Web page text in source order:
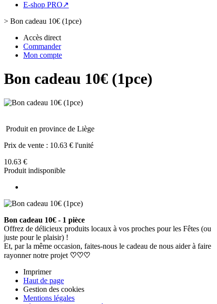
E-shop PRO↗
> Bon cadeau 10€ (1pce)
Accès direct
Commander
Mon compte
Bon cadeau 10€ (1pce)
Produit en province de Liège
Prix de vente : 10.63 € l'unité
10.63 €
Produit indisponible
Bon cadeau 10€ - 1 pièce
Offrez de délicieux produits locaux à vos proches pour les Fêtes (ou
juste pour le plaisir) !
Et, par la même occasion, faites-nous le cadeau de nous aider à faire
rayonner notre projet ♡♡♡
Imprimer
Haut de page
Gestion des cookies
Mentions légales